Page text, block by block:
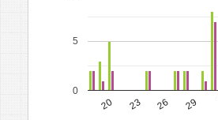
29
26
23
20
0
5